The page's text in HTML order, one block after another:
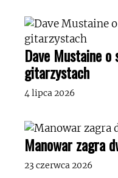
Dave Mustaine
gitarzystach
4 lipca 2026
Manowar zagra
23 czerwca 2026